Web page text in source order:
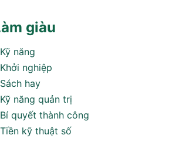
giàu
Kỹ năng
Khởi nghiệp
Sách hay
Kỹ năng quản trị
Bí quyết thành công
Tiền kỹ thuật số